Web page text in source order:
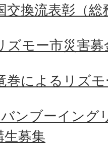
交換流表彰（総
ズモー市災害
巻によるリズ
ンブーイング
生募集